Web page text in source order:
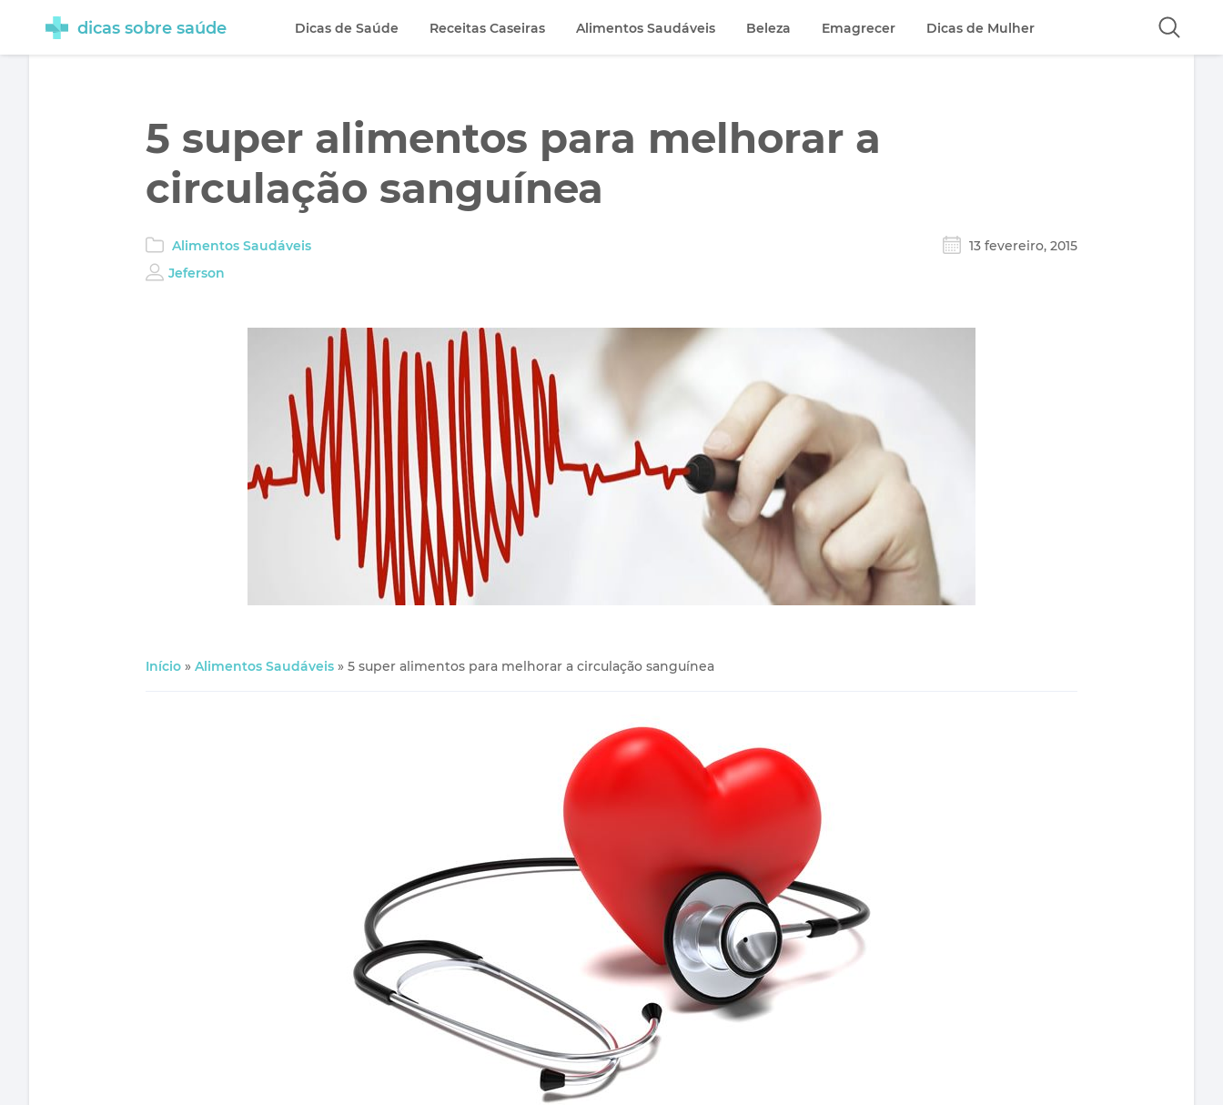
5 super alimentos para melhorar a
circulação sanguínea
Alimentos Saudáveis
13 fevereiro, 2015
Jeferson
Início » Alimentos Saudáveis » 5 super alimentos para melhorar a circulação sanguínea
dicas sobre saúde Dicas de Saúde Receitas Caseiras Alimentos Saudáveis Beleza Emagrecer Dicas de Mulher